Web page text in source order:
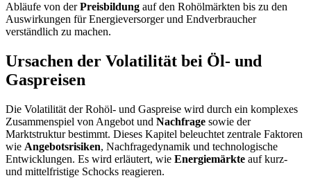
Abläufe von derPreisbildung auf den Rohölmärkten bis zu den
Auswirkungen für Energieversorger und Endverbraucher
verständlich zu machen.
Ursachen der Volatilität bei Öl- und
Gaspreisen
Die Volatilität der Rohöl- und Gaspreise wird durch ein komplexes
Zusammenspiel von Angebot und Nachfrage sowie der
Marktstruktur bestimmt. Dieses Kapitel beleuchtet zentrale Faktoren
wie Angebotsrisiken, Nachfragedynamik und technologische
Entwicklungen. Es wird erläutert, wie Energiemärkte auf kurz-
und mittelfristige Schocks reagieren.